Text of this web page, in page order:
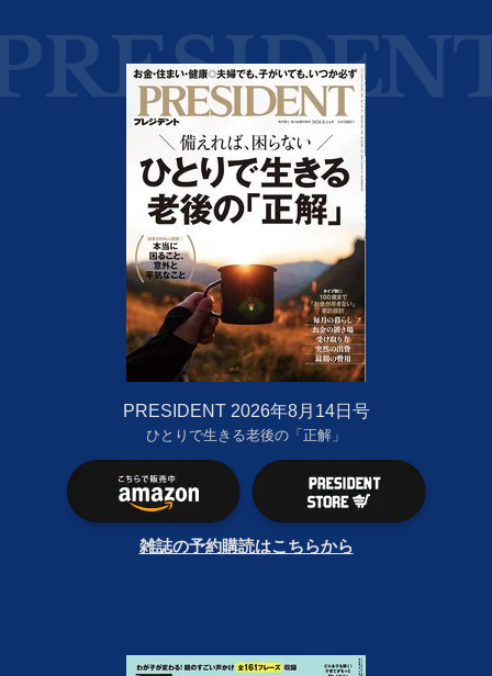
PRESIDENT 2026年8月14日号
ひとりで生きる老後の「正解」
雑誌の予約購読はこちらから